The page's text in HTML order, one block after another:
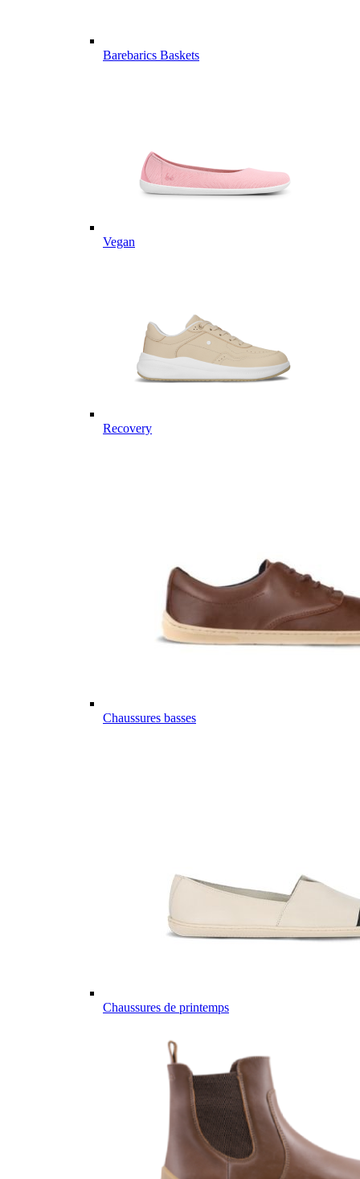
Barebarics Baskets
Vegan
Recovery
Chaussures basses
Chaussures de printemps